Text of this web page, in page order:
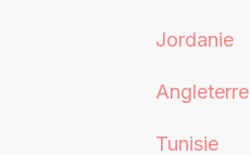
Jordanie
Angleterre
Tunisie